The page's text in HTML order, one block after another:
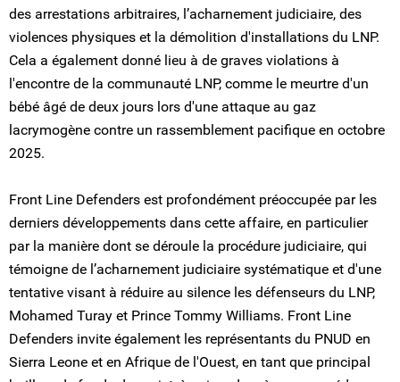
des arrestations arbitraires, l’acharnement judiciaire, des
violences physiques et la démolition d'installations du LNP.
Cela a également donné lieu à de graves violations à
l'encontre de la communauté LNP, comme le meurtre d'un
bébé âgé de deux jours lors d'une attaque au gaz
lacrymogène contre un rassemblement pacifique en octobre
2025.
Front Line Defenders est profondément préoccupée par les
derniers développements dans cette affaire, en particulier
par la manière dont se déroule la procédure judiciaire, qui
témoigne de l’acharnement judiciaire systématique et d'une
tentative visant à réduire au silence les défenseurs du LNP,
Mohamed Turay et Prince Tommy Williams. Front Line
Defenders invite également les représentants du PNUD en
Sierra Leone et en Afrique de l'Ouest, en tant que principal